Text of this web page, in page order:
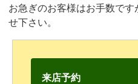
お急ぎのお客様はお手数で
せ下さい。
来店予約